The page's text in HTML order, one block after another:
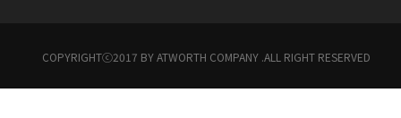
COPYRIGHTⓒ2017 BY ATWORTH COMPANY .ALL RIGHT RESERVED